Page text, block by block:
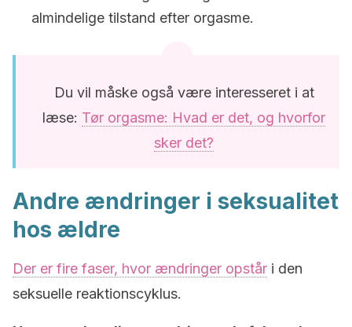
almindelige tilstand efter orgasme.
Du vil måske også være interesseret i at
læse: Tør orgasme: Hvad er det, og hvorfor
sker det?
Andre ændringer i seksualitet
hos ældre
Der er fire faser, hvor ændringer opstår i den
seksuelle reaktionscyklus.